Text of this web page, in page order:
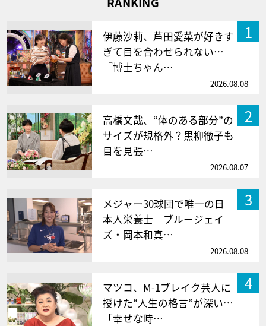
1
伊藤沙莉、芦田愛菜が好きす
ぎて目を合わせられない…
『博士ちゃん…
2026.08.08
2
高橋文哉、“体のある部分”の
サイズが規格外？黒柳徹子も
目を見張…
2026.08.07
3
メジャー30球団で唯一の日
本人栄養士 ブルージェイ
ズ・岡本和真…
2026.08.08
4
マツコ、M-1ブレイク芸人に
授けた“人生の格言”が深い…
「幸せな時…